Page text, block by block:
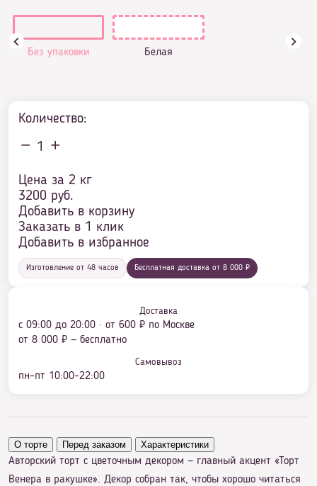
Без упаковки Белая
Количество:
1
Цена за 2 кг
3200 руб.
Добавить в корзину
Заказать в 1 клик
Добавить в избранное
Изготовление от 48 часов Бесплатная доставка от 8 000 ₽
Доставка
с 09:00 до 20:00 · от 600 ₽ по Москве
от 8 000 ₽ — бесплатно
Самовывоз
пн–пт 10:00–22:00
О торте Перед заказом Характеристики
Авторский торт с цветочным декором — главный акцент «Торт
Венера в ракушке». Декор собран так, чтобы хорошо читаться